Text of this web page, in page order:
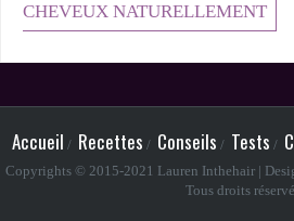
CHEVEUX NATURELLEMENT
Accueil Recettes Conseils Tests
Copyrights © 2015-2021 Lauren Inthehair |
Tous droits